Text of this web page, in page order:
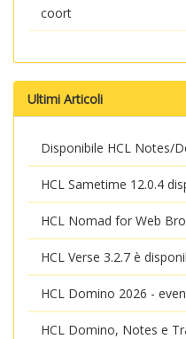
coort
Ultimi Articoli
Disponibile HCL Notes/
HCL Sametime 12.0.4
HCL Nomad for Web
HCL Verse 3.2.7 è
HCL Domino 2026 -
HCL Domino, Notes e